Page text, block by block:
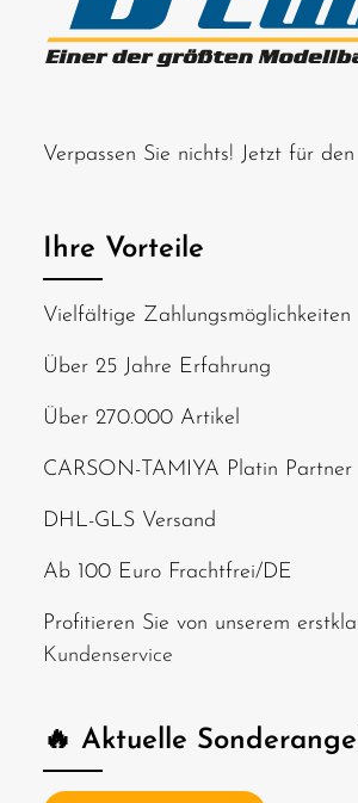
Verpassen Sie nichts! Jetzt für
🔥 Aktuelle
Ihre Vorteile
Vielfältige Zahlungsmöglichkeiten
Über 25 Jahre Erfahrung
Über 270.000 Artikel
CARSON-TAMIYA Platin Partner
DHL-GLS Versand
Ab 100 Euro Frachtfrei/DE
Profitieren Sie von unserem
Kundenservice